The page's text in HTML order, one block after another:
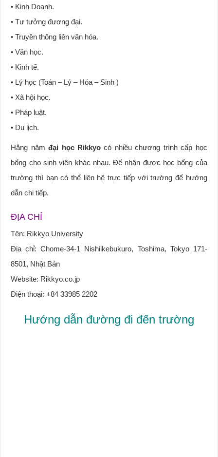
• Kinh Doanh.
• Tư tưởng đương đại.
• Truyền thông liên văn hóa.
• Văn học.
• Kinh tế.
• Lý học (Toán – Lý – Hóa – Sinh )
• Xã hội học.
• Pháp luật.
• Du lịch.
Hằng nămđại học Rikkyo có nhiều chương trình cấp học
bổng cho sinh viên khác nhau. Để nhận được học bổng của
trường thì bạn có thể liên hệ trực tiếp với trường để hướng
dẫn chi tiếp.
ĐỊA CHỈ
Tên: Rikkyo University
Địa chỉ: Chome-34-1 Nishiikebukuro, Toshima, Tokyo 171-
8501, Nhật Bản
Website: Rikkyo.co.jp
Điện thoại: +84 33985 2202
Hướng dẫn đường đi đến trường